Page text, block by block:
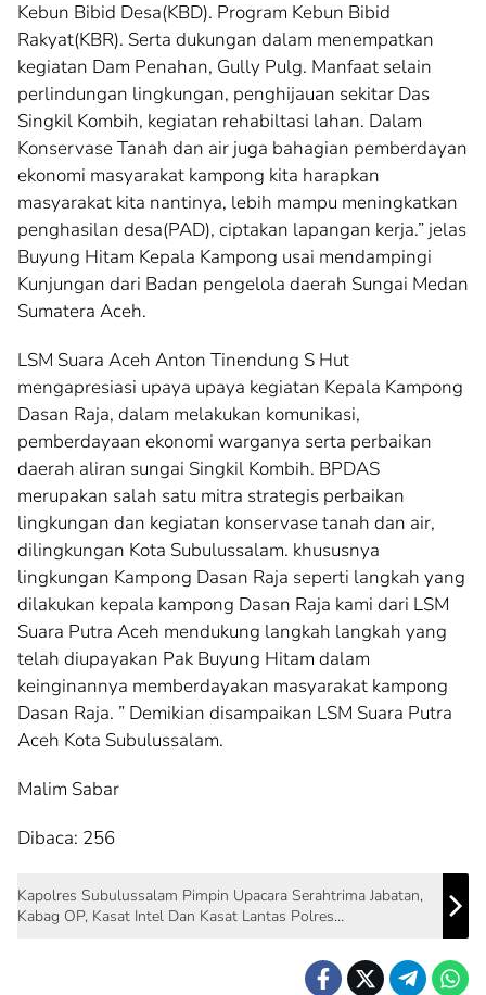
Kebun Bibid Desa(KBD). Program Kebun Bibid
Rakyat(KBR). Serta dukungan dalam menempatkan
kegiatan Dam Penahan, Gully Pulg. Manfaat selain
perlindungan lingkungan, penghijauan sekitar Das
Singkil Kombih, kegiatan rehabiltasi lahan. Dalam
Konservase Tanah dan air juga bahagian pemberdayan
ekonomi masyarakat kampong kita harapkan
masyarakat kita nantinya, lebih mampu meningkatkan
penghasilan desa(PAD), ciptakan lapangan kerja.” jelas
Buyung Hitam Kepala Kampong usai mendampingi
Kunjungan dari Badan pengelola daerah Sungai Medan
Sumatera Aceh.
LSM Suara Aceh Anton Tinendung S Hut
mengapresiasi upaya upaya kegiatan Kepala Kampong
Dasan Raja, dalam melakukan komunikasi,
pemberdayaan ekonomi warganya serta perbaikan
daerah aliran sungai Singkil Kombih. BPDAS
merupakan salah satu mitra strategis perbaikan
lingkungan dan kegiatan konservase tanah dan air,
dilingkungan Kota Subulussalam. khususnya
lingkungan Kampong Dasan Raja seperti langkah yang
dilakukan kepala kampong Dasan Raja kami dari LSM
Suara Putra Aceh mendukung langkah langkah yang
telah diupayakan Pak Buyung Hitam dalam
keinginannya memberdayakan masyarakat kampong
Dasan Raja. ” Demikian disampaikan LSM Suara Putra
Aceh Kota Subulussalam.
Malim Sabar
Dibaca: 256
Kapolres Subulussalam Pimpin Upacara Serahtrima Jabatan,
Kabag OP, Kasat Intel Dan Kasat Lantas Polres